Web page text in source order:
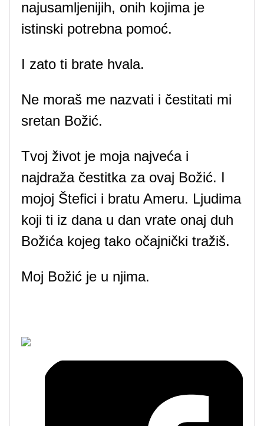
najusamljenijih, onih kojima je
istinski potrebna pomoć.
I zato ti brate hvala.
Ne moraš me nazvati i čestitati mi
sretan Božić.
Tvoj život je moja najveća i
najdraža čestitka za ovaj Božić. I
mojoj Štefici i bratu Ameru. Ljudima
koji ti iz dana u dan vrate onaj duh
Božića kojeg tako očajnički tražiš.
Moj Božić je u njima.